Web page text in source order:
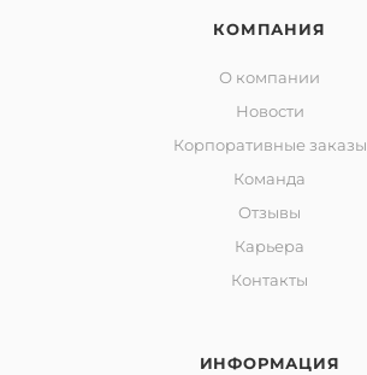
КОМПАНИЯ
О компании
Новости
Корпоративные заказы
Команда
Отзывы
Карьера
Контакты
ИНФОРМАЦИЯ